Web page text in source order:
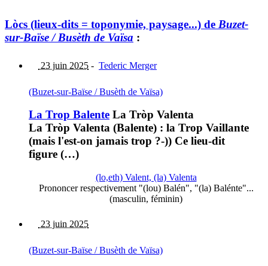
Lòcs (lieux-dits = toponymie, paysage...) de Buzet-
sur-Baïse / Busèth de Vaïsa :
23 juin 2025 - Tederic Merger
(Buzet-sur-Baïse / Busèth de Vaïsa)
La Trop Balente La Tròp Valenta
La Tròp Valenta (Balente) : la Trop Vaillante
(mais l'est-on jamais trop ?-)) Ce lieu-dit
figure (…)
(lo,eth) Valent, (la) Valenta
Prononcer respectivement "(lou) Balén", "(la) Balénte"...
(masculin, féminin)
23 juin 2025
(Buzet-sur-Baïse / Busèth de Vaïsa)